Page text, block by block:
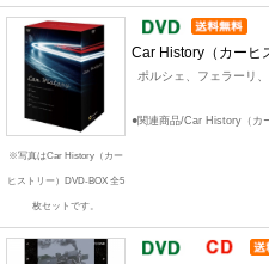
※写真はCar History（カー
ヒストリー）DVD-BOX 全5
枚セットです。
Car History（カーヒ
ポルシェ、フェラーリ
●関連商品/Car History（カ